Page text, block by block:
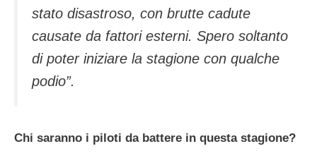
stato disastroso, con brutte cadute
causate da fattori esterni. Spero soltanto
di poter iniziare la stagione con qualche
podio”.
Chi saranno i piloti da battere in questa stagione?